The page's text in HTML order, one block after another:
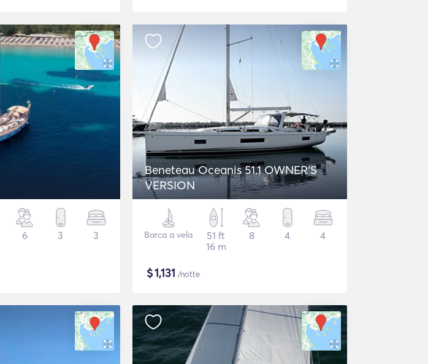
6 3 3
Beneteau Oceanis 51.1 OWNER'S
VERSION
Barca a vela
51 ft
16 m
8 4 4
$1,131 /notte